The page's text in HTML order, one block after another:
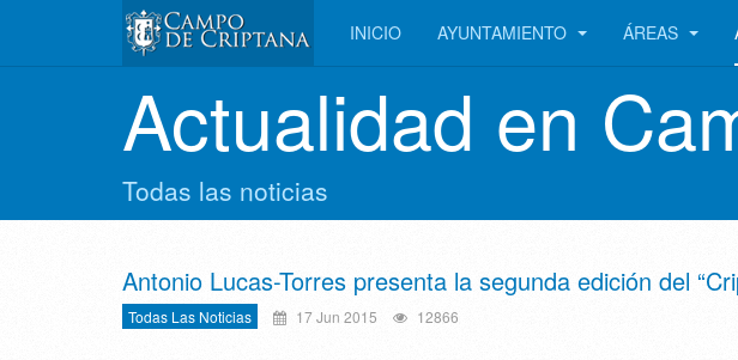
INICIO AYUNTAMIENTO ÁREAS
Actualidad en
Todas las noticias
Antonio Lucas-Torres presenta la segunda edición del
Todas Las Noticias 17 Jun 2015 12866